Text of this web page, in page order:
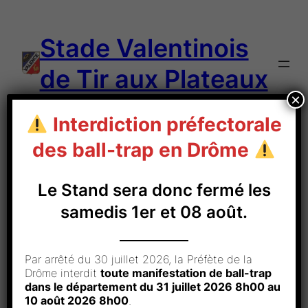
contenuStade Valentinois
de Tir aux Plateaux
Aucun accès
Interdiction préfectorale
des ball-trap en Drôme
Le Stand sera donc fermé les
samedis 1er et 08 août.
Par arrêté du 30 juillet 2026, la Préfète de la
Drôme interdittoute manifestation de ball-trap
dans le département du 31 juillet 2026 8h00 au
10 août 2026 8h00.
×